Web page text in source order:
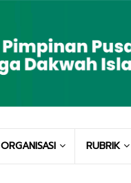
ORGANISASI RUBRIK